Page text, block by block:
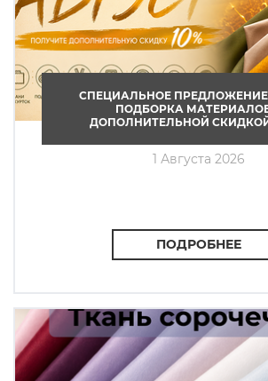
СПЕЦИАЛЬНОЕ ПРЕДЛОЖЕНИЕ
ПОДБОРКА
ДОПОЛНИТЕЛЬНОЙ СКИДКОЙ
1 Августа 2026
ПОДРОБНЕЕ